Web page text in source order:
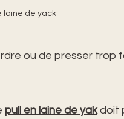
laine de yack
ou de presser trop
pull en laine de yak doit